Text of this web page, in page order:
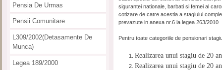
sigurantei nationale, barbati si femei al
cotizare de catre acestia a stagiului
prevazute in anexa nr.6 la legea 263/2010
Pentru toate categoriile de pensionari
Realizarea unui stagiu de 20
Realizarea unui stagiu de 20
Pensia De Urmas
Pensii Comunitare
L309/2002(detasamente De
Munca)
Legea 189/2000